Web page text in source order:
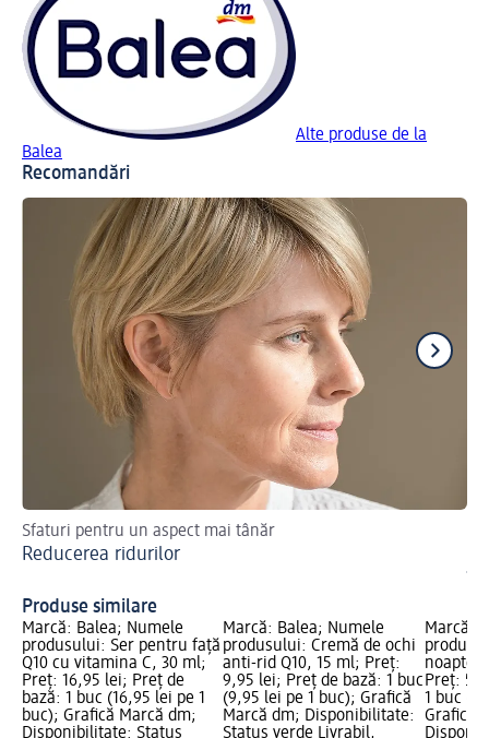
Alte produse de la
Balea
Recomandări
Sfaturi pentru un aspect mai tânăr
Reducerea ridurilor
Produse similare
Marcă: Balea; Numele
produsului: Ser pentru față
Q10 cu vitamina C, 30 ml;
Preț: 16,95 lei; Preț de
bază: 1 buc (16,95 lei pe 1
buc); Grafică Marcă dm;
Disponibilitate: Status
Marcă: Balea; Numele
produsului: Cremă de ochi
anti-rid Q10, 15 ml; Preț:
9,95 lei; Preț de bază: 1 buc
(9,95 lei pe 1 buc); Grafică
Marcă dm; Disponibilitate:
Status verde Livrabil,
Marcă:
noapte
Preț:
1 buc
Grafică